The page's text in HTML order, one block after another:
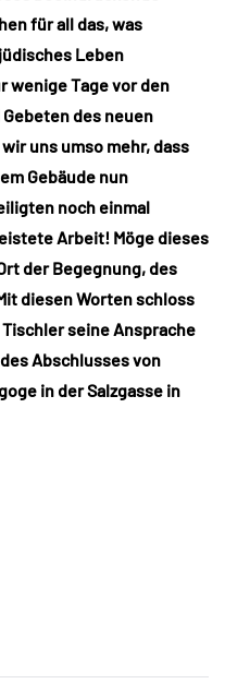
für all das, was
Leben
wenige Tage vor den
des neuen
uns umso mehr, dass
Gebäude nun
noch einmal
Arbeit! Möge dieses
der Begegnung, des
diesen Worten schloss
seine Ansprache
Abschlusses von
in der Salzgasse in